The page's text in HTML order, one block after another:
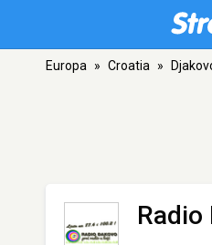
Europa » Croatia »
Radio